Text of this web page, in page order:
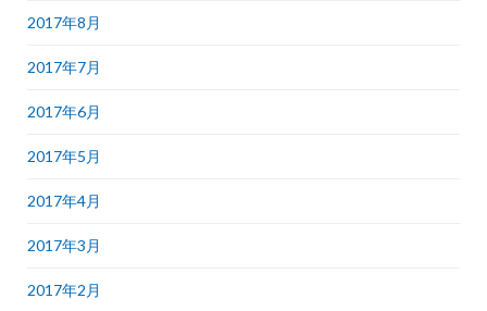
2017年8月
2017年7月
2017年6月
2017年5月
2017年4月
2017年3月
2017年2月